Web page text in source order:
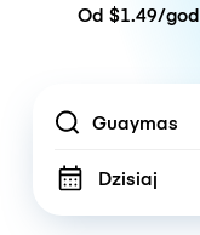
Od $1.49/
Location
Dzisiaj